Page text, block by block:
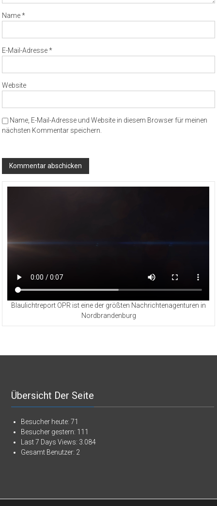
Name*
E-Mail-Adresse*
Website
Name, E-Mail-Adresse und Website in diesem Browser für meinen
nächsten Kommentar speichern.
Blaulichtreport OPR ist eine der größten Nachrichtenagenturen in
Nordbrandenburg
Übersicht Der Seite
Besucher heute:71
Besucher gestern: 111
Last 7 Days Views: 3.084
Gesamt Benutzer: 2